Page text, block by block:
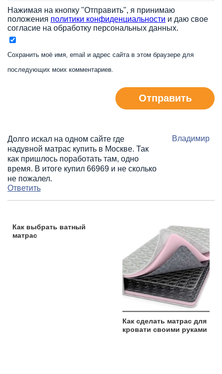
Нажимая на кнопку "Отправить", я принимаю
положения политики конфиденциальности и даю свое
согласие на обработку персональных данных.
Сохранить моё имя, email и адрес сайта в этом браузере для
последующих моих комментариев.
Отправить
Долго искал на одном сайте где
надувной матрас купить в Москве. Так
как пришлось поработать там, одно
время. В итоге купил 66969 и не сколько
не пожалел.
Владимир
Ответить
Как выбрать ватный
матрас
Как сделать матрас для
кровати своими руками